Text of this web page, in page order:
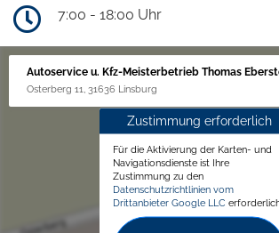
7:00 - 18:00 Uhr
Autoservice u. Kfz-Meisterbetrieb Thomas
Osterberg 11, 31636 Linsburg
Zustimmung erforderlich
Für die Aktivierung der Karten- und
Navigationsdienste ist Ihre
Zustimmung zu den
Datenschutzrichtlinien vom
Drittanbieter Google LLC